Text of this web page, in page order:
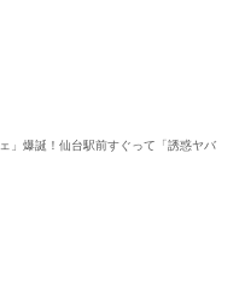
」爆誕！仙台駅前すぐって「誘惑ヤバ